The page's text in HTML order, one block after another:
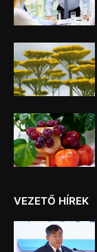
VEZETŐ HÍREK